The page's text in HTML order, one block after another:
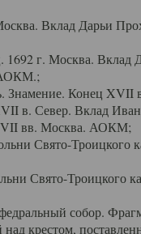
Вклад Дарьи
г. Москва. Вклад
Знамение. Конец
в. Север. Вклад
вв. Москва. АОКМ;
Свято-Троицкого
Свято-Троицкого
собор.
над крестом,